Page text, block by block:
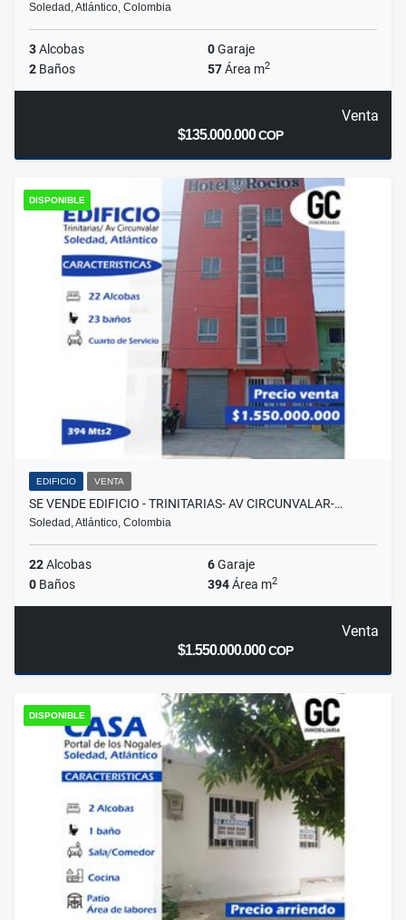
Soledad, Atlántico, Colombia
3Alcobas 0Garaje
2 Baños 57Área m2
Venta
$135.000.000COP
DISPONIBLE
EDIFICIO VENTA
SE VENDE EDIFICIO - TRINITARIAS- AV CIRCUNVALAR-…
Soledad, Atlántico, Colombia
22Alcobas 6Garaje
0 Baños 394Área m2
Venta
$1.550.000.000COP
DISPONIBLE